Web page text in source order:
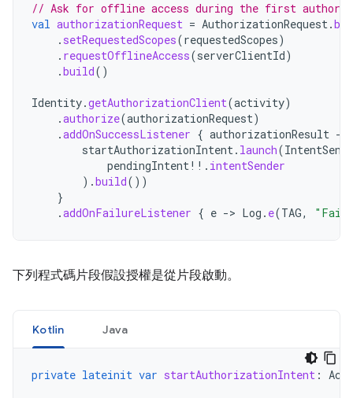
// Ask for offline access during the first
val authorizationRequest = AuthorizationRequest.
. setRequestedScopes(requestedScopes)
. requestOfflineAccess(serverClientId)
.build()
Identity.getAuthorizationClient(activity)
.authorize(authorizationRequest)
.addOnSuccessListener { authorizationResult -
startAuthorizationIntent. launch(
pendingIntent!! . intentSender
).build())
}
.addOnFailureListener { e -> Log . e(TAG,
下列程式碼片段假設授權是從片段啟動。
Kotlin Java
private lateinit var startAuthorizationIntent :